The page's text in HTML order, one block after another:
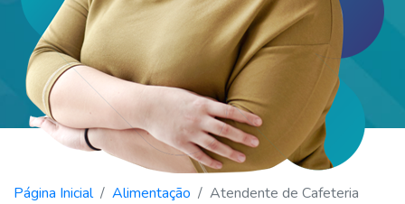
Página Inicial Alimentação Atendente de Cafeteria